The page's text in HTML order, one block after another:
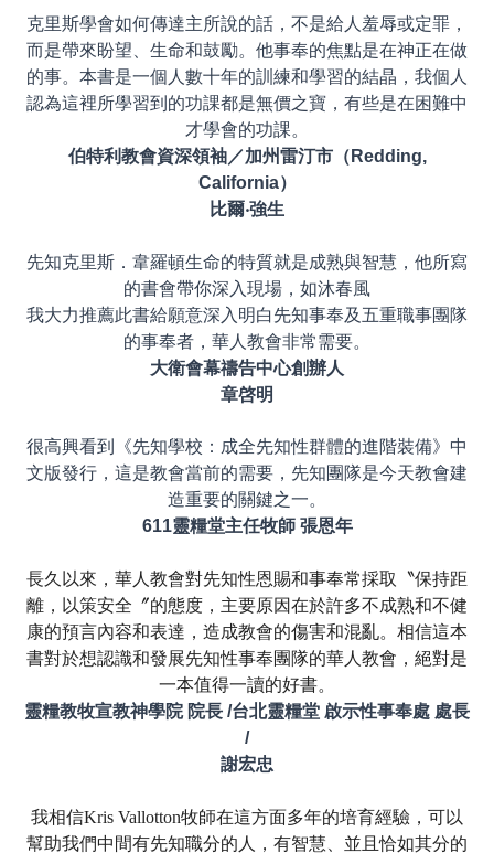
克里斯學會如何傳達主所說的話，不是給人羞辱或定罪，
而是帶來盼望、生命和鼓勵。他事奉的焦點是在神正在做
的事。本書是一個人數十年的訓練和學習的結晶，我個人
認為這裡所學習到的功課都是無價之寶，有些是在困難中
才學會的功課。
伯特利教會資深領袖／加州雷汀市（Redding,
California）
比爾‧強生
先知克里斯．韋羅頓生命的特質就是成熟與智慧，他所寫
的書會帶你深入現場，如沐春風
我大力推薦此書給願意深入明白先知事奉及五重職事團隊
的事奉者，華人教會非常需要。
大衛會幕禱告中心創辦人
章啓明
很高興看到《先知學校：成全先知性群體的進階裝備》中
文版發行，這是教會當前的需要，先知團隊是今天教會建
造重要的關鍵之一。
611靈糧堂主任牧師 張恩年
長久以來，華人教會對先知性恩賜和事奉常採取〝保持距
離，以策安全〞的態度，主要原因在於許多不成熟和不健
康的預言內容和表達，造成教會的傷害和混亂。相信這本
書對於想認識和發展先知性事奉團隊的華人教會，絕對是
一本值得一讀的好書。
靈糧教牧宣教神學院 院長 /台北靈糧堂 啟示性事奉處 處長
/
謝宏忠
我相信Kris Vallotton牧師在這方面多年的培育經驗，可以
幫助我們中間有先知職分的人，有智慧、並且恰如其分的